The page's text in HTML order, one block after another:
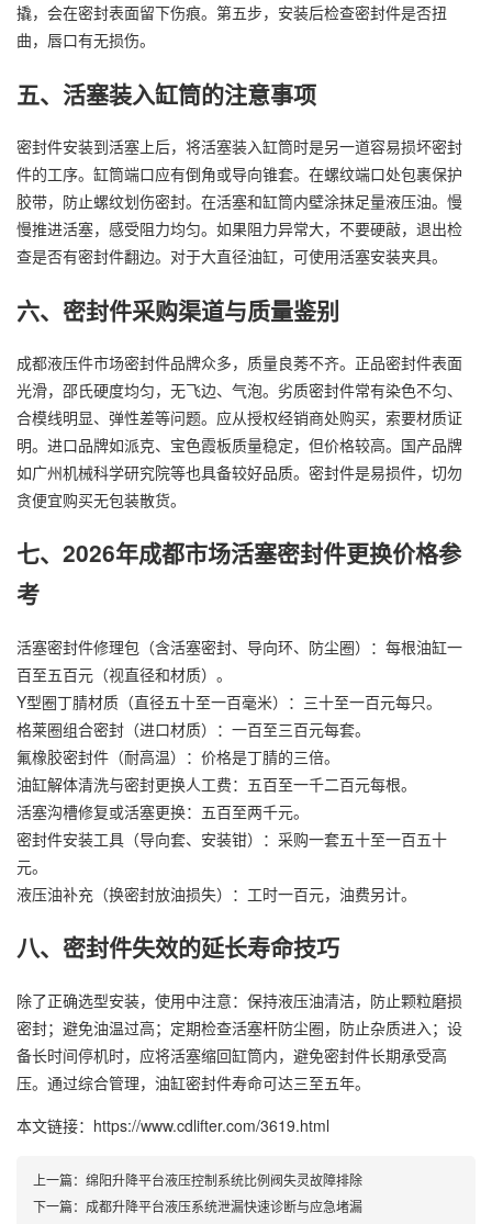
撬，会在密封表面留下伤痕。第五步，安装后检查密封件是否扭
曲，唇口有无损伤。
五、活塞装入缸筒的注意事项
密封件安装到活塞上后，将活塞装入缸筒时是另一道容易损坏密封
件的工序。缸筒端口应有倒角或导向锥套。在螺纹端口处包裹保护
胶带，防止螺纹划伤密封。在活塞和缸筒内壁涂抹足量液压油。慢
慢推进活塞，感受阻力均匀。如果阻力异常大，不要硬敲，退出检
查是否有密封件翻边。对于大直径油缸，可使用活塞安装夹具。
六、密封件采购渠道与质量鉴别
成都液压件市场密封件品牌众多，质量良莠不齐。正品密封件表面
光滑，邵氏硬度均匀，无飞边、气泡。劣质密封件常有染色不匀、
合模线明显、弹性差等问题。应从授权经销商处购买，索要材质证
明。进口品牌如派克、宝色霞板质量稳定，但价格较高。国产品牌
如广州机械科学研究院等也具备较好品质。密封件是易损件，切勿
贪便宜购买无包装散货。
七、2026年成都市场活塞密封件更换价格参
考
活塞密封件修理包（含活塞密封、导向环、防尘圈）：每根油缸一
百至五百元（视直径和材质）。
Y型圈丁腈材质（直径五十至一百毫米）：三十至一百元每只。
格莱圈组合密封（进口材质）：一百至三百元每套。
氟橡胶密封件（耐高温）：价格是丁腈的三倍。
油缸解体清洗与密封更换人工费：五百至一千二百元每根。
活塞沟槽修复或活塞更换：五百至两千元。
密封件安装工具（导向套、安装钳）：采购一套五十至一百五十
元。
液压油补充（换密封放油损失）：工时一百元，油费另计。
八、密封件失效的延长寿命技巧
除了正确选型安装，使用中注意：保持液压油清洁，防止颗粒磨损
密封；避免油温过高；定期检查活塞杆防尘圈，防止杂质进入；设
备长时间停机时，应将活塞缩回缸筒内，避免密封件长期承受高
压。通过综合管理，油缸密封件寿命可达三至五年。
本文链接：https://www.cdlifter.com/3619.html
上一篇： 绵阳升降平台液压控制系统比例阀失灵故障排除
下一篇： 成都升降平台液压系统泄漏快速诊断与应急堵漏